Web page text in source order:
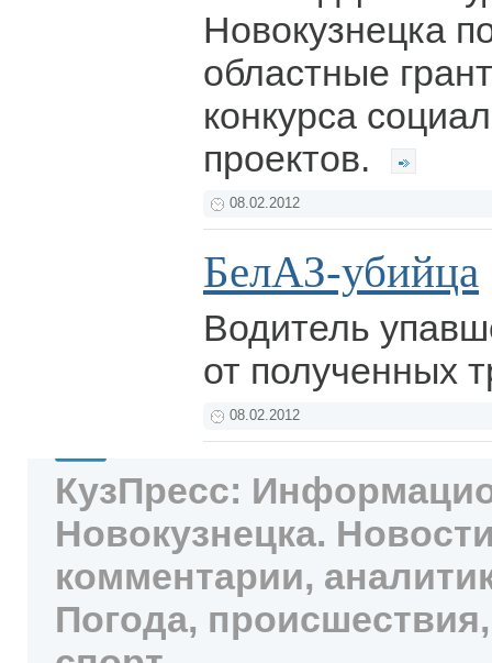
Новокузнецка
областные
конкурса
проектов.
08.02.2012
БелАЗ-убийца
Водитель
от полученных
08.02.2012
КузПресс:
Новокузнецка.
комментарии,
Погода,